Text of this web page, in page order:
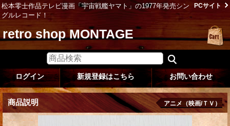
松本零士作品テレビ漫画「宇宙戦艦ヤマト」の1977年発売シン
グルレコード！
PCサイト
retro shop MONTAGE
ログイン 新規登録はこちら お問い合わせ
商品説明 アニメ（映画/ＴＶ）